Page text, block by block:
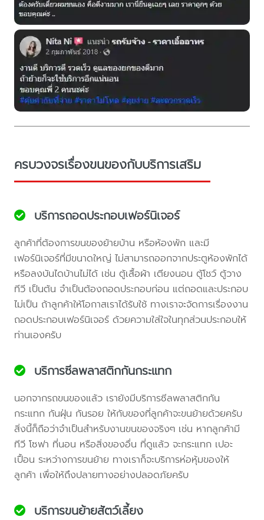
ครบวงจรเรื่องขนของกับบริการเสริม
บริการถอดประกอบเฟอร์นิเจอร์
ลูกค้าที่ต้องการขนของย้ายบ้าน หรือห้องพัก และมี
เฟอร์นิเจอร์ที่มีขนาดใหญ่ ไม่สามารถออกจากประตูห้องพักได้
หรือลงบันไดบ้านไม่ได้ เช่น ตู้เสื้อผ้า เตียงนอน ตู้โชว์ ตู้วาง
ทีวี เป็นต้น จำเป็นต้องถอดประกอบก่อน แต่ถอดและประกอบ
ไม่เป็น ถ้าลูกค้าให้โอกาสเราได้รับใช้ ทางเราจะจัดการเรื่องงาน
ถอดประกอบเฟอร์นิเจอร์ ด้วยความใส่ใจในทุกส่วนประกอบให้
ท่านเองครับ
บริการซีลพลาสติกกันกระแทก
นอกจากรถขนของแล้ว เรายังมีบริการซีลพลาสติกกัน
กระแทก กันฝุ่น กันรอย ให้กับของที่ลูกค้าจะขนย้ายด้วยครับ
สิ่งนี้ก็ถือว่าจำเป็นสำหรับงานขนของจริงๆ เช่น หากลูกค้ามี
ทีวี โซฟา ที่นอน หรือสิ่งของอื่น ที่ดูแล้ว จะกระแทก เปอะ
เปื้อน ระหว่างการขนย้าย ทางเราก็จะบริการห่อหุ้มของให้
ลูกค้า เพื่อให้ถึงปลายทางอย่างปลอดภัยครับ
บริการขนย้ายสัตว์เลี้ยง